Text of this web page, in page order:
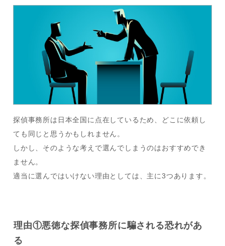
探偵事務所は日本全国に点在しているため、どこに依頼し
ても同じと思うかもしれません。
しかし、そのような考えで選んでしまうのはおすすめでき
ません。
適当に選んではいけない理由としては、主に3つあります。
理由①悪徳な探偵事務所に騙される恐れがあ
る